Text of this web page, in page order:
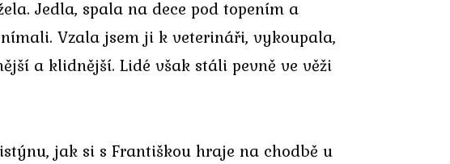
Jedla, spala na dece pod topením a
Vzala jsem ji k veterináři, vykoupala,
a klidnější. Lidé však stáli pevně ve věži
jak si s Františkou hraje na chodbě u